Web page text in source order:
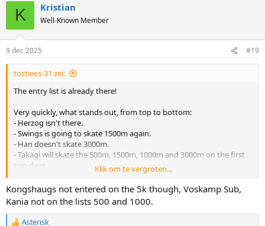
s
:
K Kristian
Well-Known Member
9 dec 2025 #19
tostiees-31 zei:
The entry list is already there!
Very quickly, what stands out, from top to bottom:
- Herzog isn't there.
- Swings is going to skate 1500m again.
- Han doesn't skate 3000m.
- Takagi will skate the 500m, 1500m, 1000m and 3000m on the first
two days.
- Schulting and Voskamp enter the 500m in the A group with a
wildcard.
- Kongshaug skates another 5000m.
Only in the Netherlands are there riders who take a break; everyone
else just rides. Everything. Including Stolz.
Klik om te vergroten...
Kongshaugs not entered on the 5k though, Voskamp Sub,
Kania not on the lists 500 and 1000.
Asterisk